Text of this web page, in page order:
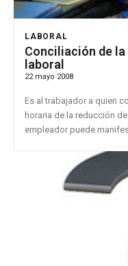
LABORAL
Conciliación de
laboral
22 mayo 2008
Es al trabajador a quien
horaria de la reducción
empleador puede